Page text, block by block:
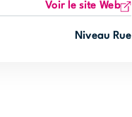
Voir le site Web
Niveau Rue